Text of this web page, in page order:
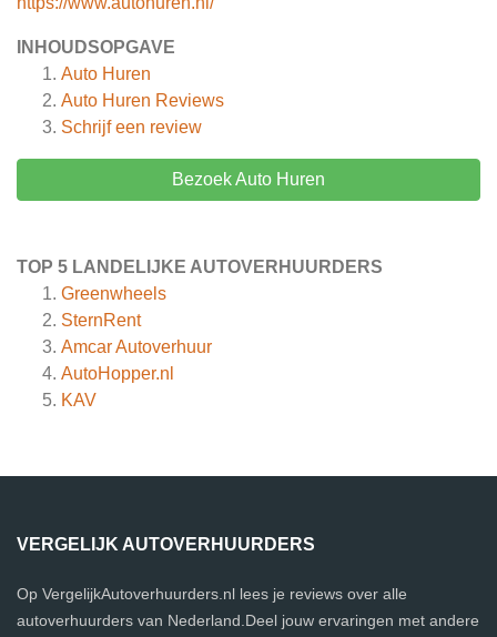
INHOUDSOPGAVE
Auto Huren
Auto Huren Reviews
Schrijf een review
Bezoek Auto Huren
TOP 5 LANDELIJKE AUTOVERHUURDERS
Greenwheels
SternRent
Amcar Autoverhuur
AutoHopper.nl
KAV
VERGELIJK AUTOVERHUURDERS
Op VergelijkAutoverhuurders.nl lees je reviews over alle
autoverhuurders van Nederland.Deel jouw ervaringen met andere